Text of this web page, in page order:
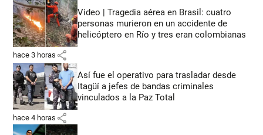
Video | Tragedia aérea en Brasil: cuatro
personas murieron en un accidente de
helicóptero en Río y tres eran colombianas
hace 3 horas share
Así fue el operativo para trasladar desde
Itagüí a jefes de bandas criminales
vinculados a la Paz Total
hace 4 horas share